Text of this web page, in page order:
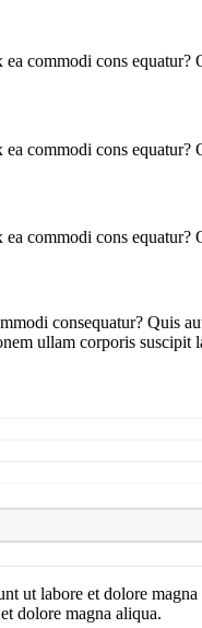
commodi cons equatur?
commodi cons equatur?
commodi cons equatur?
consequatur? Quis
ullam corporis suscipit
ut labore et dolore
dolore magna aliqua.